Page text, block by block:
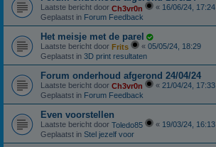
Laatste bericht door Ch3vr0n « 16/06/24, 17:24
Geplaatst in Forum Feedback
Het meisje met de parel
Laatste bericht door Frits « 05/05/24, 18:29
Geplaatst in 3D print resultaten
Forum onderhoud afgerond 24/04/24
Laatste bericht door Ch3vr0n « 21/04/24, 17:33
Geplaatst in Forum Feedback
Even voorstellen
Laatste bericht door Toledo85 « 19/03/24, 16:13
Geplaatst in Stel jezelf voor